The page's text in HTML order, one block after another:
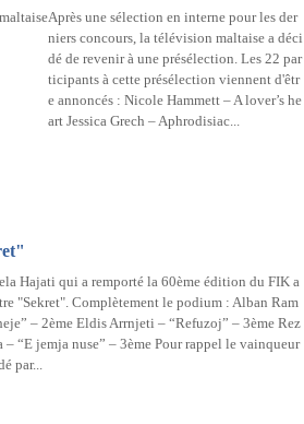
Après une sélection en interne pour les der
niers concours, la télévision maltaise a déci
dé de revenir à une présélection. Les 22 par
ticipants à cette présélection viennent d'êtr
e annoncés : Nicole Hammett – A lover’s he
art Jessica Grech – Aphrodisiac...
Hajati qui a remporté la 60ème édition du FIK a
"Sekret". Complètement le podium : Alban Ram
– 2ème Eldis Arrnjeti – “Refuzoj” – 3ème Rez
– “E jemja nuse” – 3ème Pour rappel le vainqueur
par...